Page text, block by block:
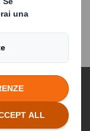
è
unico per
in